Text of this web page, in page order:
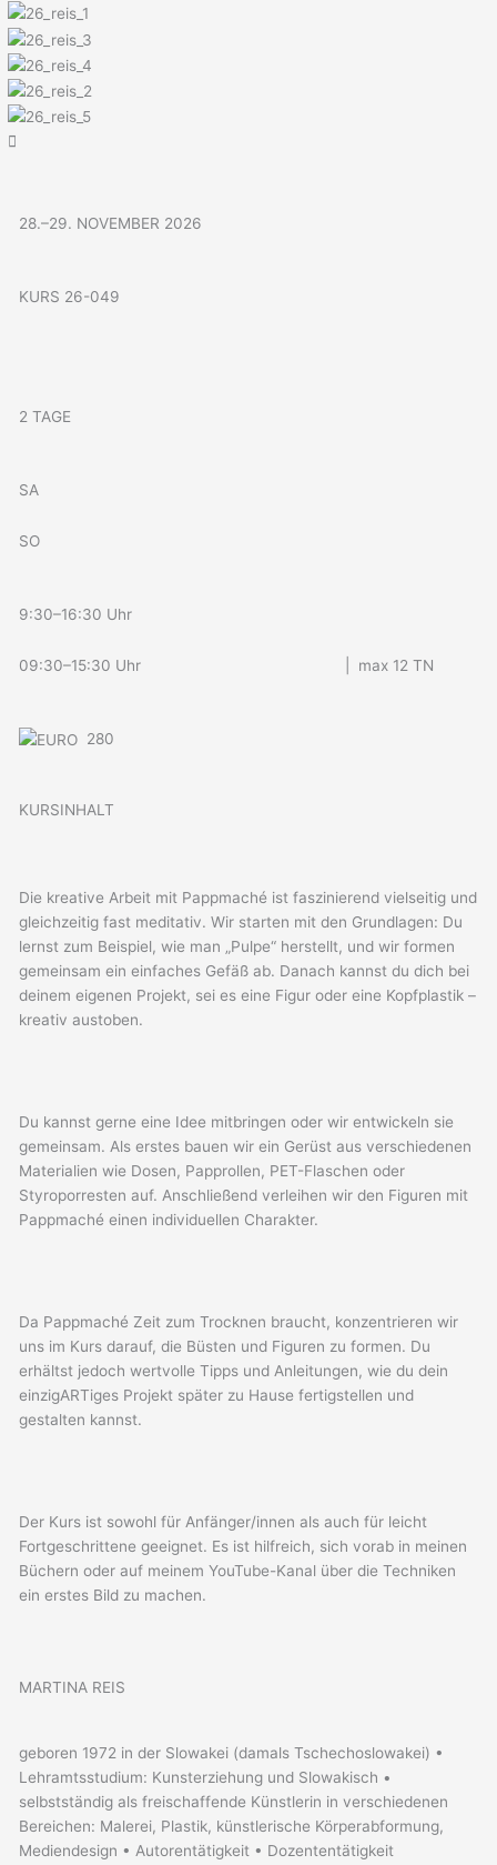
Zum
Inhalt
springen
Menü
28.–29. NOVEMBER 2026
KURS 26-049
2 TAGE
SA
SO
9:30–16:30 Uhr
09:30–15:30 Uhr | max 12 TN
280
KURSINHALT
Die kreative Arbeit mit Pappmaché ist faszinierend vielseitig und
gleichzeitig fast meditativ. Wir starten mit den Grundlagen: Du
lernst zum Beispiel, wie man „Pulpe“ herstellt, und wir formen
gemeinsam ein einfaches Gefäß ab. Danach kannst du dich bei
deinem eigenen Projekt, sei es eine Figur oder eine Kopfplastik –
kreativ austoben.
Du kannst gerne eine Idee mitbringen oder wir entwickeln sie
gemeinsam. Als erstes bauen wir ein Gerüst aus verschiedenen
Materialien wie Dosen, Papprollen, PET-Flaschen oder
Styroporresten auf. Anschließend verleihen wir den Figuren mit
Pappmaché einen individuellen Charakter.
Da Pappmaché Zeit zum Trocknen braucht, konzentrieren wir
uns im Kurs darauf, die Büsten und Figuren zu formen. Du
erhältst jedoch wertvolle Tipps und Anleitungen, wie du dein
einzigARTiges Projekt später zu Hause fertigstellen und
gestalten kannst.
Der Kurs ist sowohl für Anfänger/innen als auch für leicht
Fortgeschrittene geeignet. Es ist hilfreich, sich vorab in meinen
Büchern oder auf meinem YouTube-Kanal über die Techniken
ein erstes Bild zu machen.
MARTINA REIS
geboren 1972 in der Slowakei (damals Tschechoslowakei) •
Lehramtsstudium: Kunsterziehung und Slowakisch •
selbstständig als freischaffende Künstlerin in verschiedenen
Bereichen: Malerei, Plastik, künstlerische Körperabformung,
Mediendesign • Autorentätigkeit • Dozententätigkeit